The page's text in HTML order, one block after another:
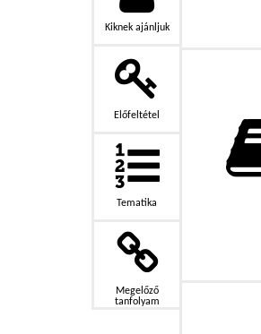
Kiknek ajánljuk
Előfeltétel
Tematika
Megelőző
tanfolyam